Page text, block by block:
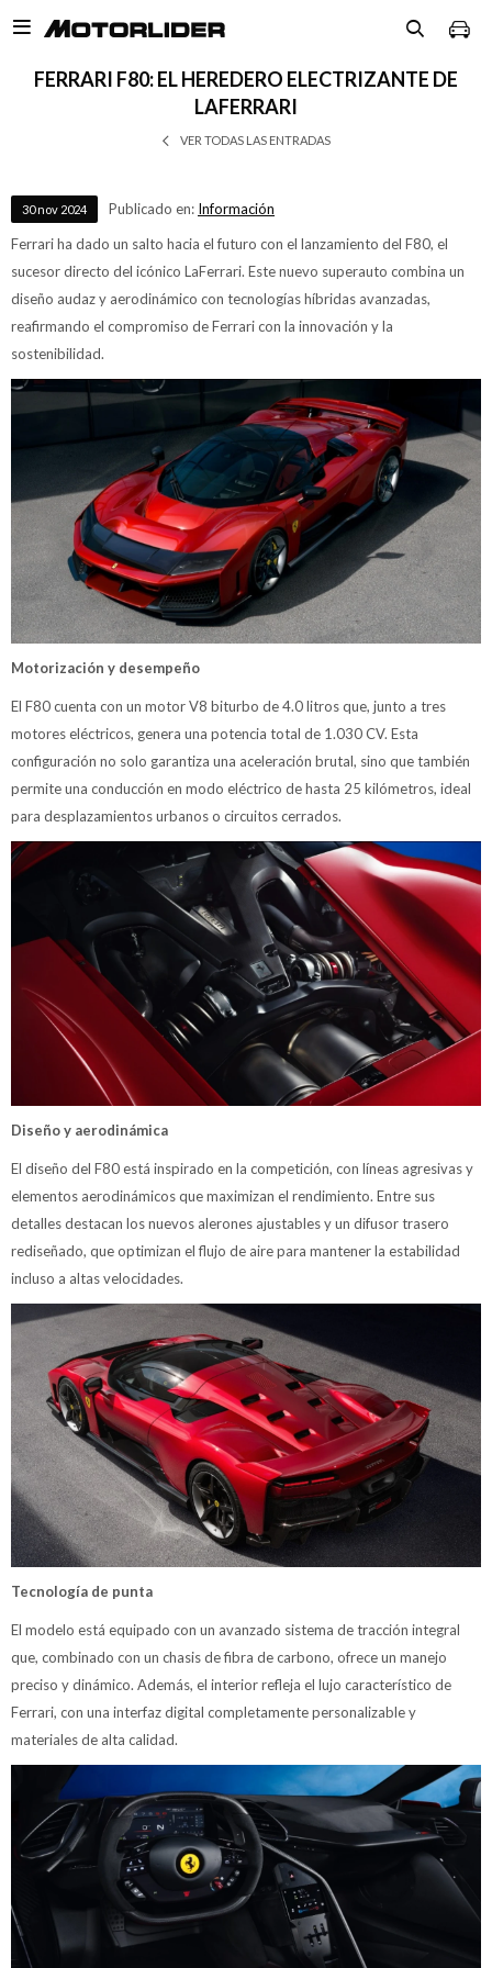

FERRARI F80: EL HEREDERO ELECTRIZANTE DE
LAFERRARI
VER TODAS LAS ENTRADAS
30 nov 2024 Publicado en: Información
Ferrari ha dado un salto hacia el futuro con el lanzamiento del F80, el
sucesor directo del icónico LaFerrari. Este nuevo superauto combina un
diseño audaz y aerodinámico con tecnologías híbridas avanzadas,
reafirmando el compromiso de Ferrari con la innovación y la
sostenibilidad.
Motorización y desempeño
El F80 cuenta con un motor V8 biturbo de 4.0 litros que, junto a tres
motores eléctricos, genera una potencia total de 1.030 CV. Esta
configuración no solo garantiza una aceleración brutal, sino que también
permite una conducción en modo eléctrico de hasta 25 kilómetros, ideal
para desplazamientos urbanos o circuitos cerrados.
Diseño y aerodinámica
El diseño del F80 está inspirado en la competición, con líneas agresivas y
elementos aerodinámicos que maximizan el rendimiento. Entre sus
detalles destacan los nuevos alerones ajustables y un difusor trasero
rediseñado, que optimizan el flujo de aire para mantener la estabilidad
incluso a altas velocidades.
Tecnología de punta
El modelo está equipado con un avanzado sistema de tracción integral
que, combinado con un chasis de fibra de carbono, ofrece un manejo
preciso y dinámico. Además, el interior refleja el lujo característico de
Ferrari, con una interfaz digital completamente personalizable y
materiales de alta calidad.